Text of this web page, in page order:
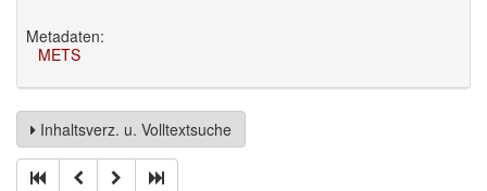
Metadaten:
METS
Inhaltsverz. u. Volltextsuche